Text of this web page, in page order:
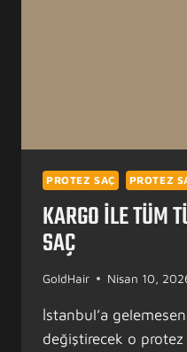
PROTEZ SAÇ PROTEZ
KARGO ILE TÜM
SAÇ
GoldHair Nisan 10,
İstanbul’a
değiştirecek o protez